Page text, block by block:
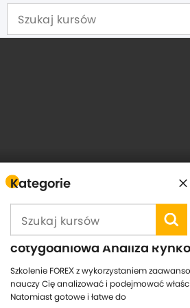
Kategorie
Wprowadzenie do rynku
cotygodniowa Analiza
Szkolenie FOREX z wykorzystaniem
nauczy Cię analizować i podejmować
Natomiast gotowe i łatwe do